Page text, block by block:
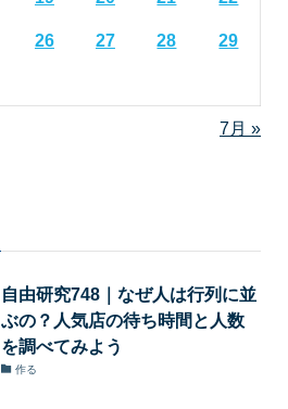
26 27 28 29
7月 »
自由研究748｜なぜ人は行列に並
ぶの？人気店の待ち時間と人数
を調べてみよう
作る